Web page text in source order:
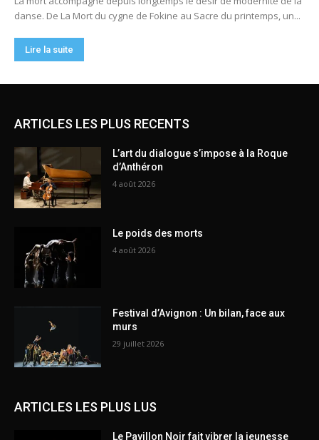
ARTICLES LES PLUS RECENTS
L’art du dialogue s’impose à la Roque
d’Anthéron
4 août 2026
Le poids des morts
4 août 2026
Festival d’Avignon : Un bilan, face aux
murs
29 juillet 2026
ARTICLES LES PLUS LUS
Le Pavillon Noir fait vibrer la jeunesse